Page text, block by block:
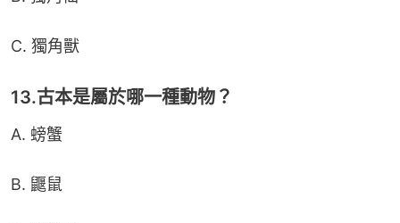
C. 獨角獸
13.古本是屬於哪一種動物？
A. 螃蟹
B. 鼴鼠